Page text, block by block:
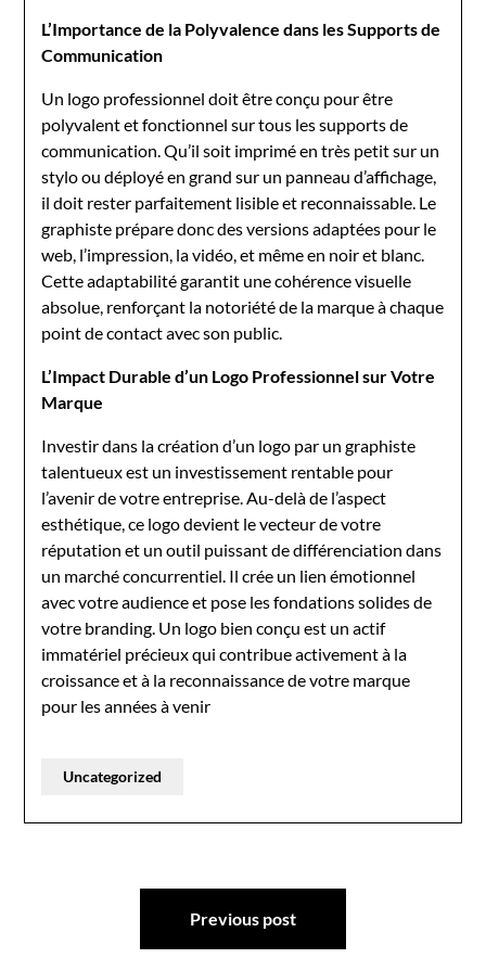
L’Importance de la Polyvalence dans les Supports de
Communication
Un logo professionnel doit être conçu pour être
polyvalent et fonctionnel sur tous les supports de
communication. Qu’il soit imprimé en très petit sur un
stylo ou déployé en grand sur un panneau d’affichage,
il doit rester parfaitement lisible et reconnaissable. Le
graphiste prépare donc des versions adaptées pour le
web, l’impression, la vidéo, et même en noir et blanc.
Cette adaptabilité garantit une cohérence visuelle
absolue, renforçant la notoriété de la marque à chaque
point de contact avec son public.
L’Impact Durable d’un Logo Professionnel sur Votre
Marque
Investir dans la création d’un logo par un graphiste
talentueux est un investissement rentable pour
l’avenir de votre entreprise. Au-delà de l’aspect
esthétique, ce logo devient le vecteur de votre
réputation et un outil puissant de différenciation dans
un marché concurrentiel. Il crée un lien émotionnel
avec votre audience et pose les fondations solides de
votre branding. Un logo bien conçu est un actif
immatériel précieux qui contribue activement à la
croissance et à la reconnaissance de votre marque
pour les années à venir
Uncategorized
Previous post